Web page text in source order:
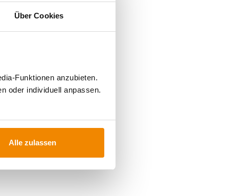
Über Cookies
Funktionen anzubieten.
oder individuell anpassen.
Alle zulassen